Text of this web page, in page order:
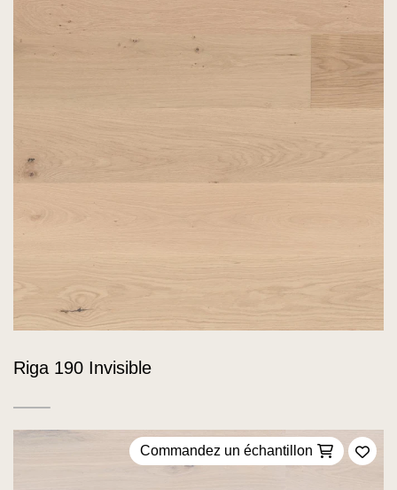
Riga 190 Invisible
Commandez un échantillon